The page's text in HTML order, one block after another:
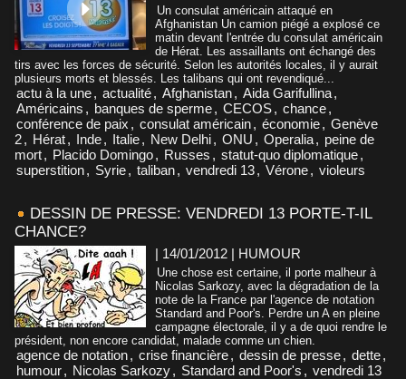
Un consulat américain attaqué en
Afghanistan Un camion piégé a explosé ce
matin devant l'entrée du consulat américain
de Hérat. Les assaillants ont échangé des
tirs avec les forces de sécurité. Selon les autorités locales, il y aurait
plusieurs morts et blessés. Les talibans qui ont revendiqué...
actu à la une, actualité, Afghanistan, Aida Garifullina,
Américains , banques de sperme, CECOS, chance,
conférence de paix , consulat américain, économie, Genève
2, Hérat, Inde, Italie, New Delhi, ONU , Operalia, peine de
mort, Placido Domingo, Russes , statut-quo diplomatique,
superstition, Syrie, taliban, vendredi 13, Vérone, violeurs
DESSIN DE PRESSE: VENDREDI 13 PORTE-T-IL
CHANCE?
| 14/01/2012 | HUMOUR
Une chose est certaine, il porte malheur à
Nicolas Sarkozy, avec la dégradation de la
note de la France par l'agence de notation
Standard and Poor's. Perdre un A en pleine
campagne électorale, il y a de quoi rendre le
président, non encore candidat, malade comme un chien.
agence de notation, crise financière, dessin de presse, dette,
humour, Nicolas Sarkozy, Standard and Poor's , vendredi 13